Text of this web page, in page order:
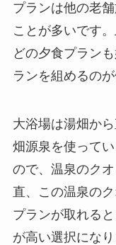
プランは他の老
ことが多いです
どの夕食プラン
ランを組めるの
大浴場は湯畑か
畑源泉を使って
ので、温泉のク
直、この温泉の
プランが取れる
が高い選択になり